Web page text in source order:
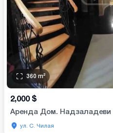
360 m²
2,000 $
Аренда Дом. Надзаладеви
ул. С. Чилая